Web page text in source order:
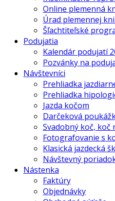
Online plemenná
Úrad plemennej
Šľachtiteľské
Podujatia
Kalendár podujatí
Pozvánky na
Návštevníci
Prehliadka
Prehliadka
Jazda kočom
Darčeková
Svadobný koč, koč
Fotografovanie s
Klasická jazdecká
Návštevný
Nástenka
Faktúry
Objednávky